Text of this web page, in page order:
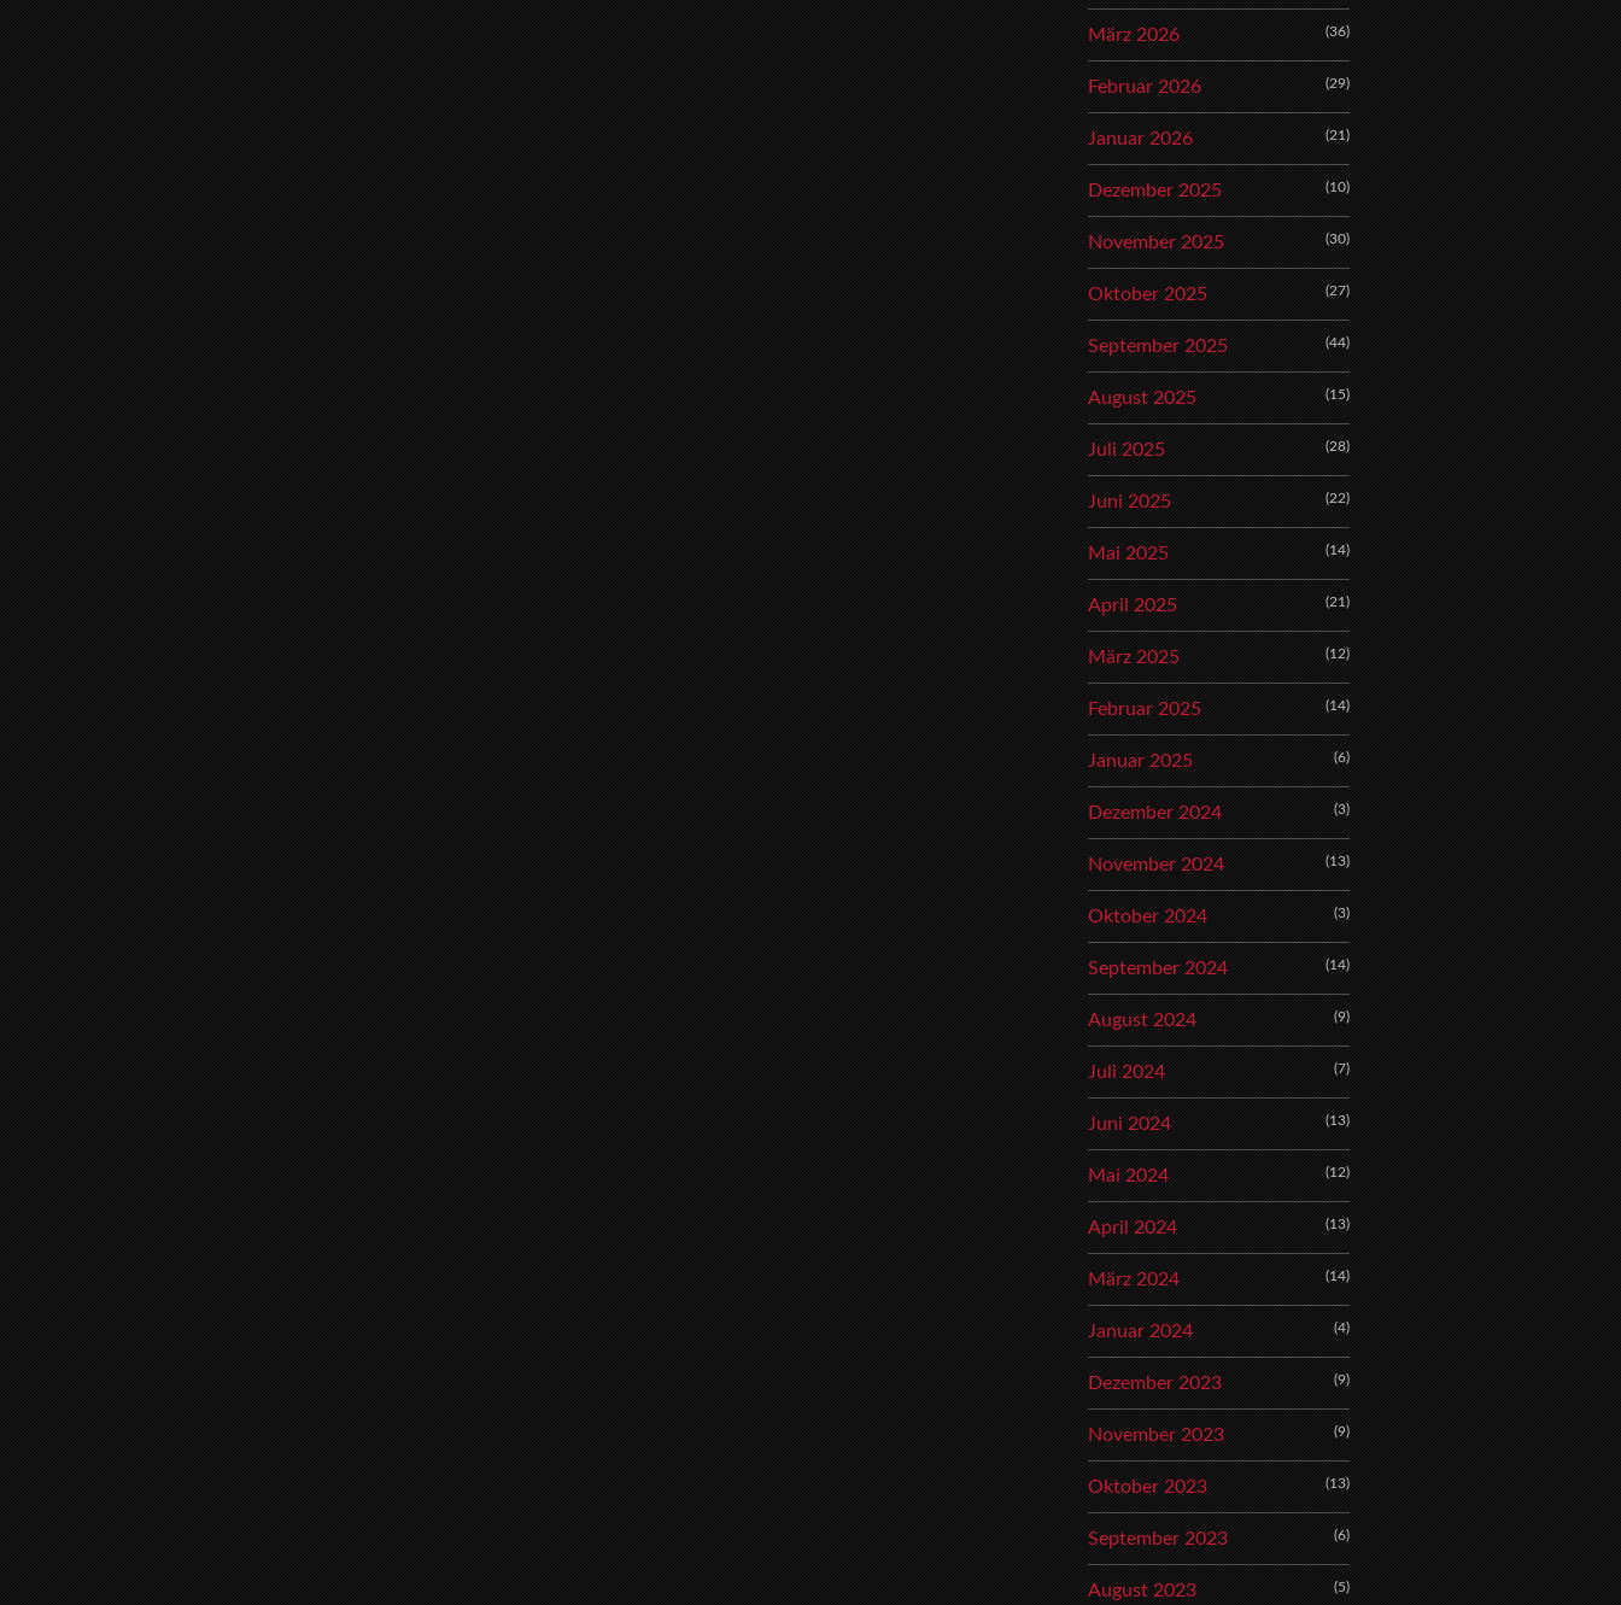
März 2026 (36)
Februar 2026 (29)
Januar 2026 (21)
Dezember 2025 (10)
November 2025 (30)
Oktober 2025 (27)
September 2025 (44)
August 2025 (15)
Juli 2025 (28)
Juni 2025 (22)
Mai 2025 (14)
April 2025 (21)
März 2025 (12)
Februar 2025 (14)
Januar 2025 (6)
Dezember 2024 (3)
November 2024 (13)
Oktober 2024 (3)
September 2024 (14)
August 2024 (9)
Juli 2024 (7)
Juni 2024 (13)
Mai 2024 (12)
April 2024 (13)
März 2024 (14)
Januar 2024 (4)
Dezember 2023 (9)
November 2023 (9)
Oktober 2023 (13)
September 2023 (6)
August 2023 (5)